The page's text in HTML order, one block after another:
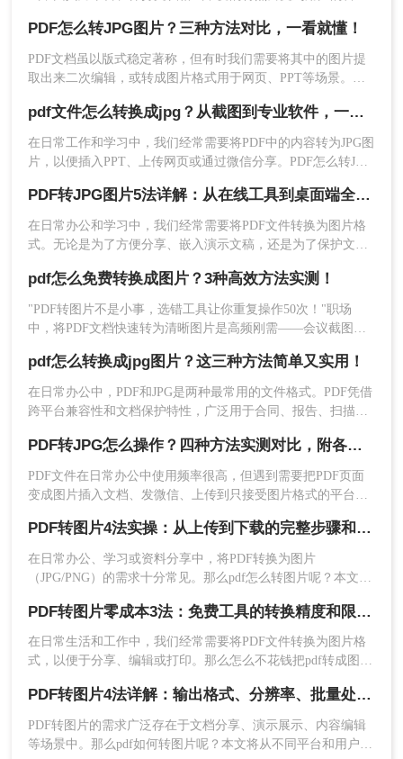
3、自定义选项可根据需要设置，设置好点击
开始转换。
4、转换完成文件预览。
注意：在转换过程中，不要关闭浏览器或断开网络
连接。
三、使用专业PDF转换软件（免费版或试用
版）
利用专业PDF转换软件的免费版或试用版，将PDF
文件转换为图片。这些软件通常提供丰富的转换选
项和高质量的图片输出。
式，以便更方便地进行编辑、分享或嵌入到其他文档中。那么
如何免费将pdf转换成图片呢？本文将介绍几种免费将PDF转换
成图片的方法，并详细解释其操作步骤和注意事项。
PDF怎么转JPG图片？三种方法对比，一看就懂！
PDF文档虽以版式稳定著称，但有时我们需要将其中的图片提
取出来二次编辑，或转成图片格式用于网页、PPT等场景。那
论，再逐一拆解操作步骤，您可根据转换频率、图片质量要求
和隐私需求快速选择。
pdf文件怎么转换成jpg？从截图到专业软件，一篇讲清楚！
在日常工作和学习中，我们经常需要将PDF中的内容转为JPG图
片，以便插入PPT、上传网页或通过微信分享。PDF怎么转JPG
步骤，您可根据使用频率、图片质量要求和操作习惯快速选择
最适合的方法。
PDF转JPG图片5法详解：从在线工具到桌面端全路径对比！
在日常办公和学习中，我们经常需要将PDF文件转换为图片格
式。无论是为了方便分享、嵌入演示文稿，还是为了保护文档
用的技能。本文将详细介绍5种经过验证的有效方法，帮助您根
据不同场景选择最适合的解决方案。
pdf怎么免费转换成图片？3种高效方法实测！
"PDF转图片不是小事，选错工具让你重复操作50次！"职场
中，将PDF文档快速转为清晰图片是高频刚需——会议截图、
办公族曾陷入“转换后模糊不清、手动调整耗时”的困境。
pdf怎么转换成jpg图片？这三种方法简单又实用！
在日常办公中，PDF和JPG是两种最常用的文件格式。PDF凭借
跨平台兼容性和文档保护特性，广泛用于合同、报告、扫描件
展示、社交媒体发布和图像编辑。那么，PDF怎么转换成JPG图
片呢？本文将先给出三种方案的直观对比，再逐一拆解操作步
骤，您可根据使用频率、文件数量和隐私需求快速选择最合适
的方法。
PDF转JPG怎么操作？四种方法实测对比，附各场景最优选！
PDF文件在日常办公中使用频率很高，但遇到需要把PDF页面
变成图片插入文档、发微信、上传到只接受图片格式的平台
安全方面差异很大——截图法可能模糊失真，在线工具有隐私
顾虑，专业软件又需要安装。选错方法不仅浪费时间，还可能
得到画质差的图片。
PDF转图片4法实操：从上传到下载的完整步骤和参数设置！
在日常办公、学习或资料分享中，将PDF转换为图片
（JPG/PNG）的需求十分常见。那么pdf怎么转图片呢？本文将
PDF转图片零成本3法：免费工具的转换精度和限制对比！
在日常生活和工作中，我们经常需要将PDF文件转换为图片格
式，以便于分享、编辑或打印。那么怎么不花钱把pdf转成图片
轻松完成转换任务。
PDF转图片4法详解：输出格式、分辨率、批量处理全对比！
PDF转图片的需求广泛存在于文档分享、演示展示、内容编辑
等场景中。那么pdf如何转图片呢？本文将从不同平台和用户需